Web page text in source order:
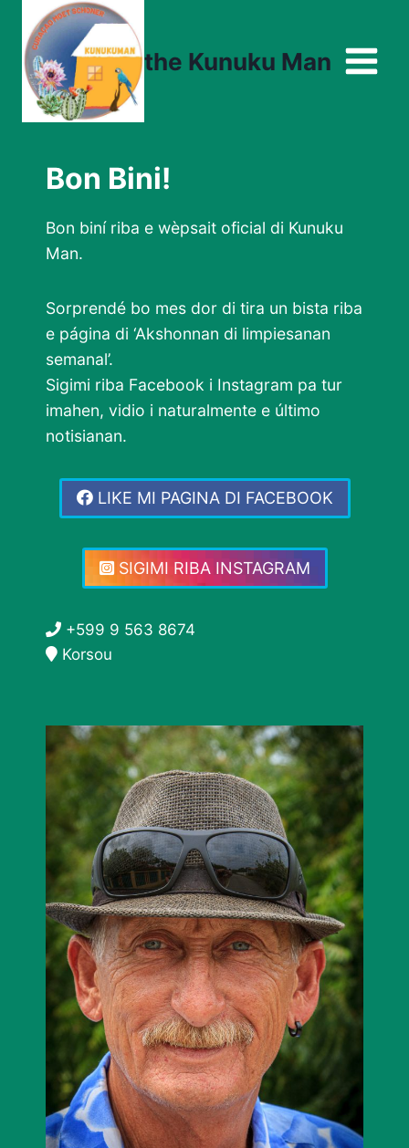
content
the Kunuku Man
Bon Bini!
Bon biní riba e wèpsait oficial di Kunuku
Man.
Sorprendé bo mes dor di tira un bista riba
e página di ‘Akshonnan di limpiesanan
semanal’.
Sigimi riba Facebook i Instagram pa tur
imahen, vidio i naturalmente e último
notisianan.
LIKE MI PAGINA DI FACEBOOK
SIGIMI RIBA INSTAGRAM
+599 9 563 8674
Korsou